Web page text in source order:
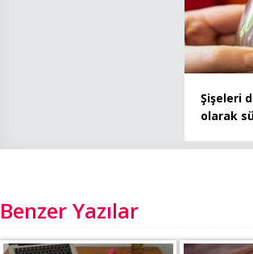
Şişeleri
olarak
Benzer Yazılar